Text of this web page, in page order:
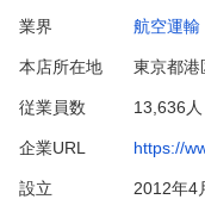
業界 航空運輸
本店所在地 東京都港
従業員数 13,636人
企業URL https://
設立 2012年4